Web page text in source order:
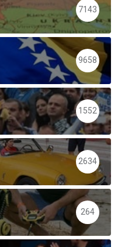
7143
9658
1552
2634
264